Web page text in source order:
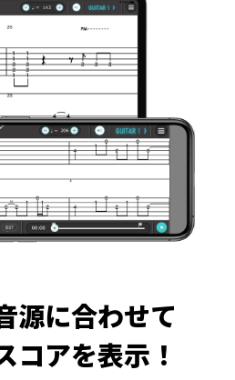
源に合わせて
コアを表示！